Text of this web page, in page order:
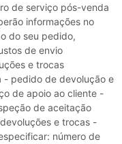
de serviço pós-venda
informações no
do seu pedido,
de envio
e trocas
- pedido de devolução e
de apoio ao cliente -
de aceitação
e trocas -
número de